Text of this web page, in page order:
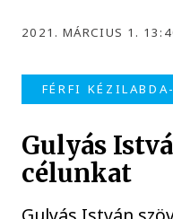
2021. MÁRCIUS 1.
FÉRFI
Gulyás
célunkat